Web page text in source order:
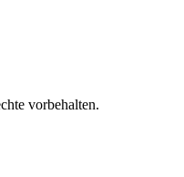
vorbehalten.